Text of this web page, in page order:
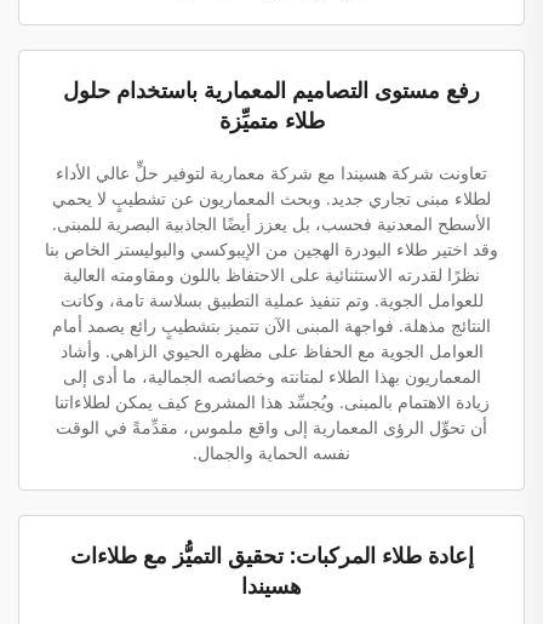
رفع مستوى التصاميم المعمارية باستخدام حلول
طلاء متميِّزة
تعاونت شركة هسيندا مع شركة معمارية لتوفير حلٍّ عالي الأداء
لطلاء مبنى تجاري جديد. وبحث المعماريون عن تشطيبٍ لا يحمي
الأسطح المعدنية فحسب، بل يعزز أيضًا الجاذبية البصرية للمبنى.
وقد اختير طلاء البودرة الهجين من الإيبوكسي والبوليستر الخاص بنا
نظرًا لقدرته الاستثنائية على الاحتفاظ باللون ومقاومته العالية
للعوامل الجوية. وتم تنفيذ عملية التطبيق بسلاسة تامة، وكانت
النتائج مذهلة. فواجهة المبنى الآن تتميز بتشطيبٍ رائع يصمد أمام
العوامل الجوية مع الحفاظ على مظهره الحيوي الزاهي. وأشاد
المعماريون بهذا الطلاء لمتانته وخصائصه الجمالية، ما أدى إلى
زيادة الاهتمام بالمبنى. ويُجسِّد هذا المشروع كيف يمكن لطلاءاتنا
أن تحوِّل الرؤى المعمارية إلى واقع ملموس، مقدِّمةً في الوقت
نفسه الحماية والجمال.
إعادة طلاء المركبات: تحقيق التميُّز مع طلاءات
هسيندا